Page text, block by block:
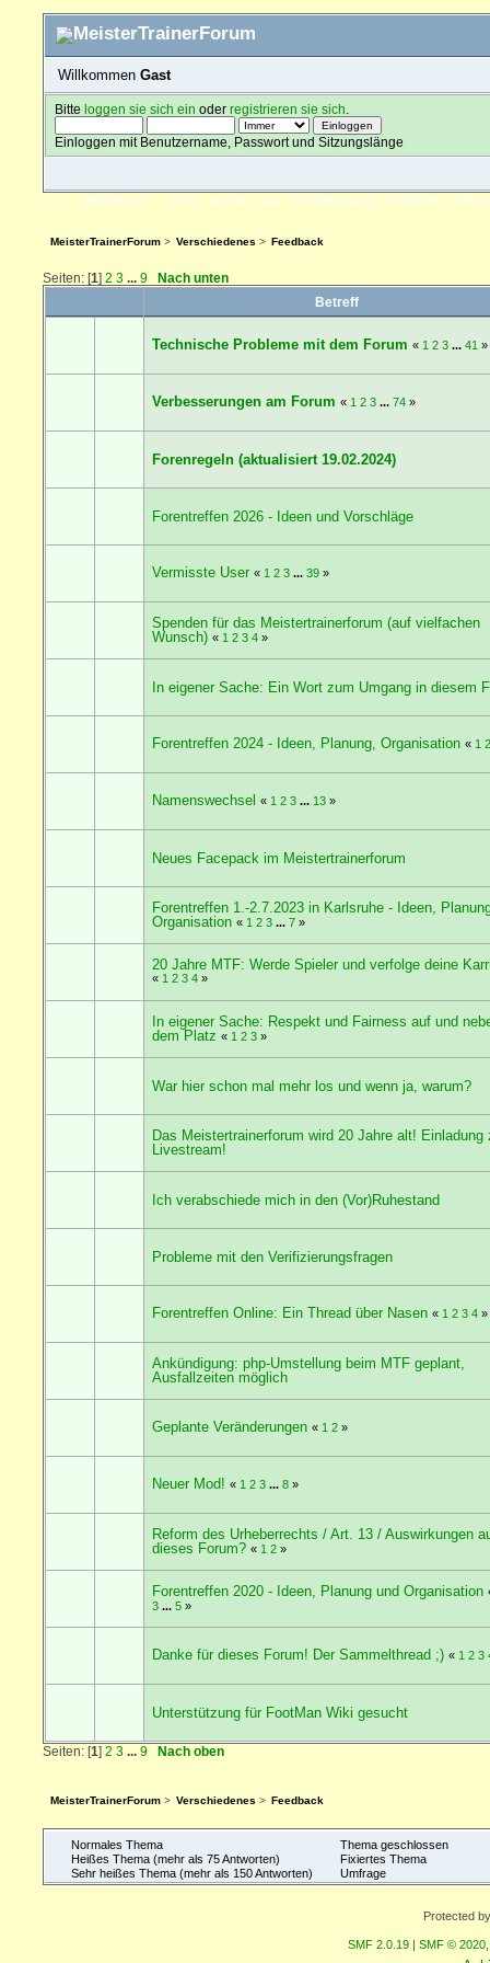
Willkommen Gast
Bitteloggen sie sich ein oderregistrieren sie sich
Einloggen mit Benutzername, Passwort und Sitzungslänge
ÜBERSICHT HILFE SUCHE FAQ FORENREGELN SPENDEN
MeisterTrainerForum> Verschiedenes > Feedback
Seiten: [1]2 3 ...9
Nach unten
Betreff
Technische Probleme mit dem Forum « 1 2 3 ... 41 »
Verbesserungen am Forum « 1 2 3 ... 74»
Forenregeln (aktualisiert 19.02.2024)
Forentreffen 2026 - Ideen und Vorschläge
Vermisste User « 1 2 3 ... 39»
Spenden für das Meistertrainerforum (auf vielfachen
Wunsch) « 1 2 3 4»
In eigener Sache: Ein Wort zum Umgang in diesem
Forentreffen 2024 - Ideen, Planung, Organisation « 1 2
Namenswechsel « 1 2 3 ... 13»
Neues Facepack im Meistertrainerforum
Forentreffen 1.-2.7.2023 in Karlsruhe - Ideen,
Organisation « 1 2 3 ... 7»
20 Jahre MTF: Werde Spieler und verfolge deine
« 1 2 3 4»
In eigener Sache: Respekt und Fairness auf und
dem Platz « 1 2 3»
War hier schon mal mehr los und wenn ja, warum?
Das Meistertrainerforum wird 20 Jahre alt! Einladung
Livestream!
Ich verabschiede mich in den (Vor)Ruhestand
Probleme mit den Verifizierungsfragen
Forentreffen Online: Ein Thread über Nasen « 1 2 3 4»
Ankündigung: php-Umstellung beim MTF geplant,
Ausfallzeiten möglich
Geplante Veränderungen « 1 2»
Neuer Mod! « 1 2 3 ... 8»
Reform des Urheberrechts / Art. 13 / Auswirkungen
dieses Forum? « 1 2»
Forentreffen 2020 - Ideen, Planung und Organisation
3 ... 5»
Danke für dieses Forum! Der Sammelthread ;) « 1 2 3
Unterstützung für FootMan Wiki gesucht
Seiten: [1]2 3 ...9 Nach oben
MeisterTrainerForum> Verschiedenes > Feedback
Normales Thema
Heißes Thema (mehr als 75 Antworten)
Sehr heißes Thema (mehr als 150 Antworten)
Thema geschlossen
Fixiertes Thema
Umfrage
Protected
SMF 2.0.19 SMF © 2020